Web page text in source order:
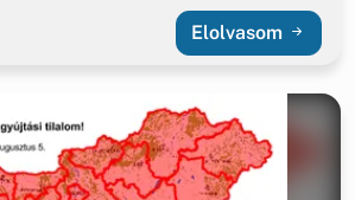
Elolvasom